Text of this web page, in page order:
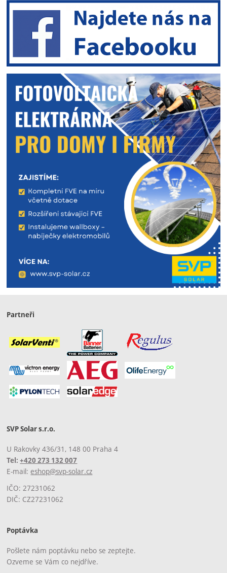
Partneři
SVP Solar s.r.o.
U Rakovky 436/31, 148 00 Praha 4
Tel:+420 273 132 007
E-mail: eshop@svp-solar.cz
IČO: 27231062
DIČ: CZ27231062
Poptávka
Pošlete nám poptávku nebo se zeptejte.
Ozveme se Vám co nejdříve.